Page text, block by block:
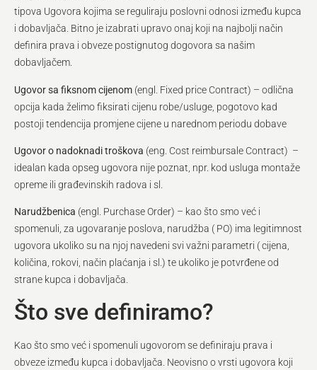
tipova Ugovora kojima se reguliraju poslovni odnosi između kupca
i dobavljača. Bitno je izabrati upravo onaj koji na najbolji način
definira prava i obveze postignutog dogovora sa našim
dobavljačem.
Ugovor sa fiksnom cijenom (engl. Fixed price Contract) – odlična
opcija kada želimo fiksirati cijenu robe/usluge, pogotovo kad
postoji tendencija promjene cijene u narednom periodu dobave
Ugovor o nadoknadi troškova (eng. Cost reimbursale Contract) –
idealan kada opseg ugovora nije poznat, npr. kod usluga montaže
opreme ili građevinskih radova i sl.
Narudžbenica (engl. Purchase Order) – kao što smo već i
spomenuli, za ugovaranje poslova, narudžba ( PO) ima legitimnost
ugovora ukoliko su na njoj navedeni svi važni parametri ( cijena,
količina, rokovi, način plaćanja i sl.) te ukoliko je potvrđene od
strane kupca i dobavljača.
Što sve definiramo?
Kao što smo već i spomenuli ugovorom se definiraju prava i
obveze između kupca i dobavljača. Neovisno o vrsti ugovora koji